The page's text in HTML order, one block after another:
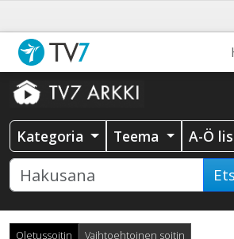
Kategoria Teema A-Ö
Oletussoitin Vaihtoehtoinen soitin